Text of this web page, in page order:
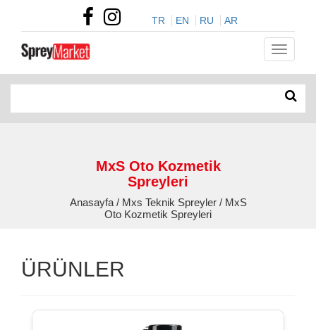
TR EN RU AR
MxS Oto Kozmetik
Spreyleri
Anasayfa / Mxs Teknik Spreyler / MxS
Oto Kozmetik Spreyleri
ÜRÜNLER